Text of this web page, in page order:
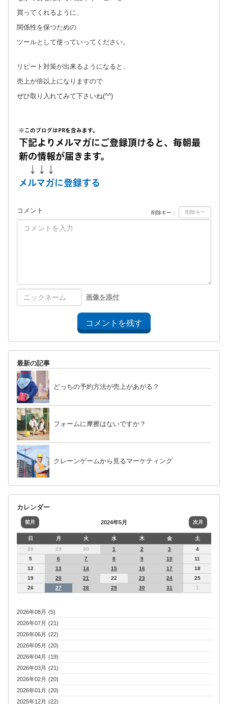
買ってくれるように、
関係性を保つための
ツールとして使っていってください。
リピート対策が出来るようになると、
売上が倍以上になりますので
ぜひ取り入れてみて下さいね(^^)
※このブログはPRを含みます。
下記よりメルマガにご登録頂けると、毎朝最
新の情報が届きます。
↓↓↓
メルマガに登録する
コメント 削除キー：
画像を添付
コメントを残す
最新の記事
どっちの予約方法が売上があがる？
フォームに摩擦はないですか？
クレーンゲームから見るマーケティング
カレンダー
前月 2024年5月 次月
日 月 火 水 木 金
土
28
29 30 1 2 3
4
5
6 7 8 9 10
11
12
13 14 15 16 17
18
19
20 21 22 23 24
25
26
27 28 29 30 31 1
2026年08月 (5)
2026年07月 (21)
2026年06月 (22)
2026年05月 (20)
2026年04月 (19)
2026年03月 (21)
2026年02月 (20)
2026年01月 (20)
2025年12月 (22)